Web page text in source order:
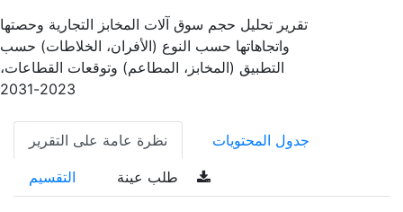
تقرير تحليل حجم سوق آلات المخابز التجارية وحصتها
واتجاهاتها حسب النوع (الأفران، الخلاطات) حسب
التطبيق (المخابز، المطاعم) وتوقعات القطاعات،
2023-2031
نظرة عامة على التقرير جدول المحتويات
التقسيم